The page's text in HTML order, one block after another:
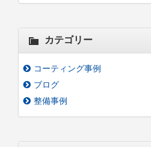
カテゴリー
コーティング事例
ブログ
整備事例